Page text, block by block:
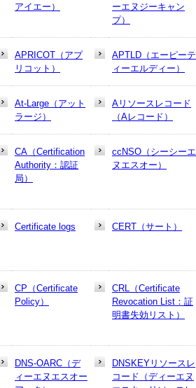
アイエー）
ーエヌジーキャン
プ）
APRICOT（アプ
リコット）
APTLD（エーピーテ
ィーエルディー）
At-Large（アット
ラージ）
Aリソースレコード
（Aレコード）
CA（Certification
Authority：認証
局）
ccNSO（シーシーエ
ヌエスオー）
Certificate logs CERT（サート）
CP（Certificate
Policy）
CRL（Certificate
Revocation List：証
明書失効リスト）
DNS-OARC（デ
ィーエヌエスオー
DNSKEYリソースレ
コード（ディーエヌ